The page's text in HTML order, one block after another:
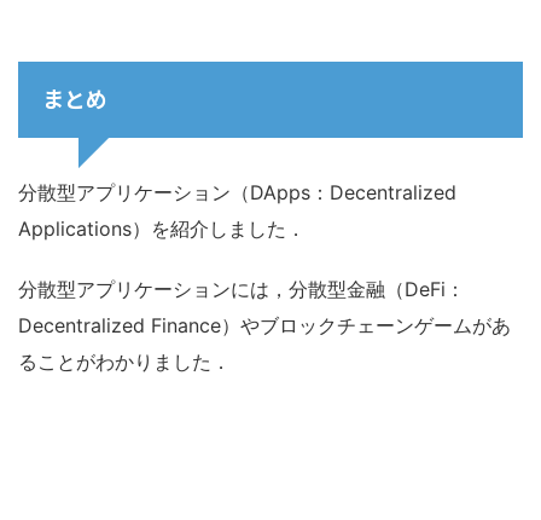
まとめ
分散型アプリケーション（DApps：Decentralized
Applications）を紹介しました．
分散型アプリケーションには，分散型金融（DeFi：
Decentralized Finance）やブロックチェーンゲームがあ
ることがわかりました．